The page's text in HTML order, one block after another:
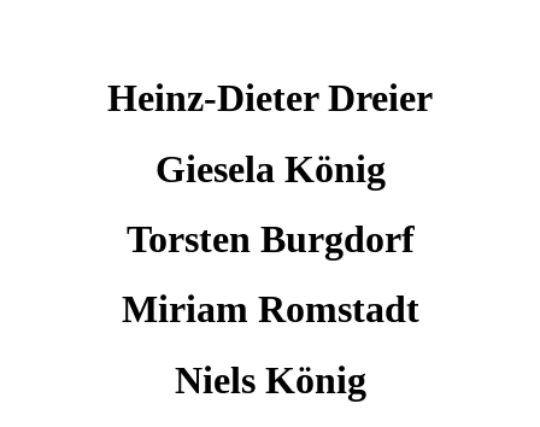
Heinz-Dieter Dreier
Giesela König
Torsten Burgdorf
Miriam Romstadt
Niels König